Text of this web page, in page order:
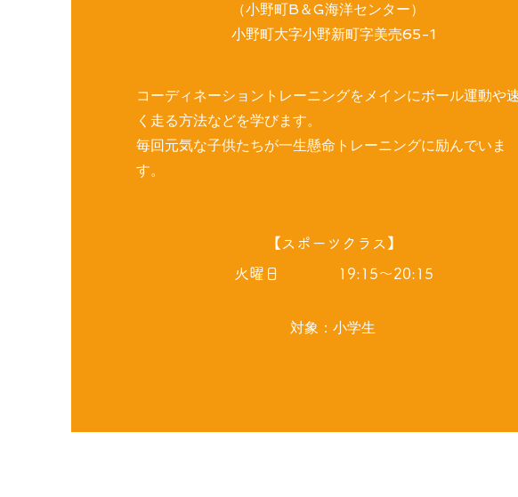
（小野町B＆G海洋センター）
小野町大字小野新町字美売65-1
コーディネーショントレーニングをメインにボール運動や
く走る方法などを学びます。
毎回元気な子供たちが一生懸命トレーニングに励んでいま
す。
​【スポーツクラス】
火曜日 19:15～20:15
対象：小学生